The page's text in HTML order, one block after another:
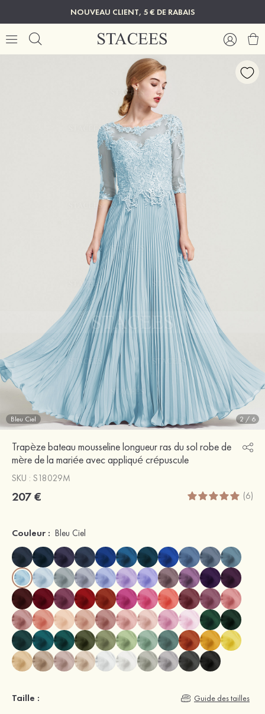
NOUVEAU CLIENT, 5 € DE RABAIS
Bleu Ciel 2 / 6
Trapèze bateau mousseline longueur ras du sol robe de
mère de la mariée avec appliqué crépuscule
SKU : S18029M
207 € (6)
Couleur : Bleu Ciel
Taille : Guide des tailles